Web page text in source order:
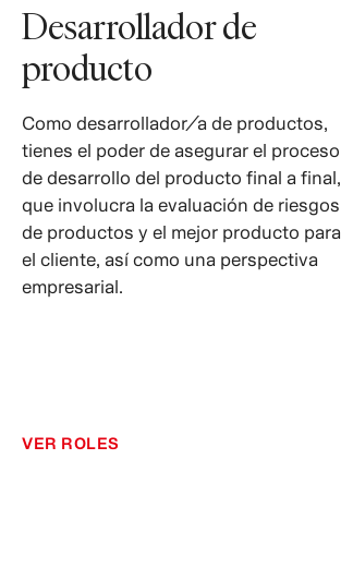
Desarrollador de
producto
Como desarrollador/a de productos,
tienes el poder de asegurar el proceso
de desarrollo del producto final a final,
que involucra la evaluación de riesgos
de productos y el mejor producto para
el cliente, así como una perspectiva
empresarial.
VER ROLES